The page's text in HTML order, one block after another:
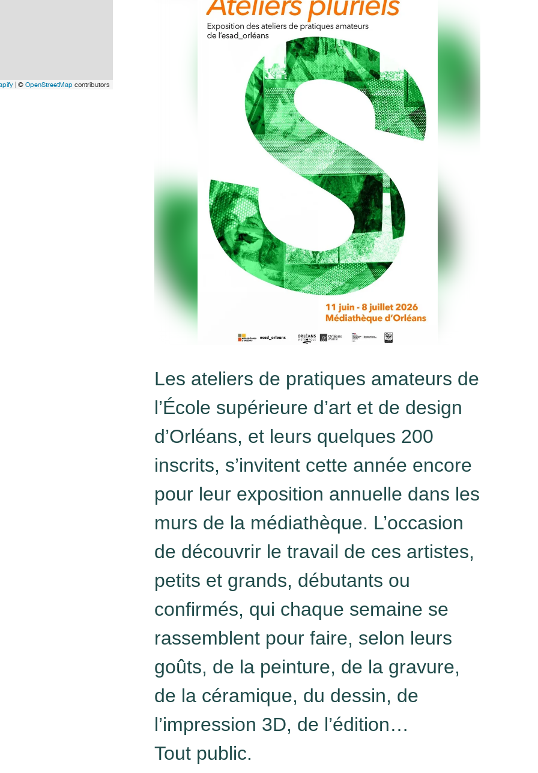
| © OpenStreetMap contributors
Les ateliers de pratiques amateurs de
l’École supérieure d’art et de design
d’Orléans, et leurs quelques 200
inscrits, s’invitent cette année encore
pour leur exposition annuelle dans les
murs de la médiathèque. L’occasion
de découvrir le travail de ces artistes,
petits et grands, débutants ou
confirmés, qui chaque semaine se
rassemblent pour faire, selon leurs
goûts, de la peinture, de la gravure,
de la céramique, du dessin, de
l’impression 3D, de l’édition…
Tout public.